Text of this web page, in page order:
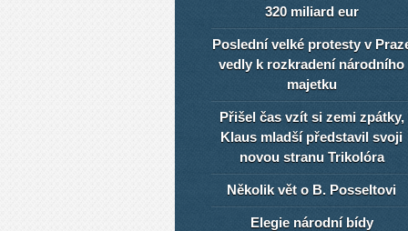
320 miliard eur
Poslední velké protesty v
vedly k rozkradení národního
majetku
Přišel čas vzít si zemi zpátky,
Klaus mladší představil svoji
novou stranu Trikolóra
Několik vět o B. Posseltovi
Elegie národní bídy